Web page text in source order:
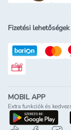
Fizetési lehetőségek
Rossmann
MOBIL APP
Extra funkciók és